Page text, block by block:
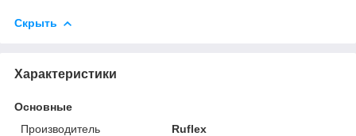
Скрыть
Характеристики
Основные
Производитель
Ruflex